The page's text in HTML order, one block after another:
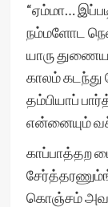
“ஏம்மா…
நம்மளோட
யாரு
காலம்
தம்பியாப்
என்னையும்
காப்பாத்தற
கொஞ்சம்